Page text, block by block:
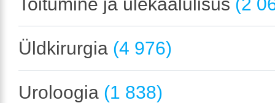
Toitumine ja ülekaalulisus (2
Üldkirurgia (4 976)
Uroloogia (1 838)